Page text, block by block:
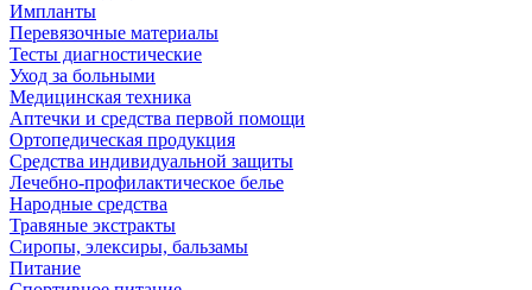
Импланты
Перевязочные материалы
Тесты диагностические
Уход за больными
Медицинская техника
Аптечки и средства первой помощи
Ортопедическая продукция
Средства индивидуальной защиты
Лечебно-профилактическое белье
Народные средства
Травяные экстракты
Сиропы, элексиры, бальзамы
Питание